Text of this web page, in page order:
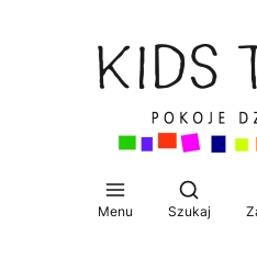
Menu
Otwórz
Szukaj